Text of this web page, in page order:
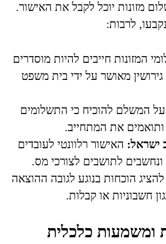
מזונות יוכל לקבל את האישור.
לרבות:
המזונות חייבים להיות מוסדרים
מאושר על ידי בית משפט
על המשלם להוכיח כי התשלומים
ותואמים את המתחייב.
ישראל: האישור רלוונטי לעובדים
לתושבים לצורכי מס.
הוכחות בנוגע לגובה ההוצאה
חשבוניות או קבלות.
ומשמעות כלכלית